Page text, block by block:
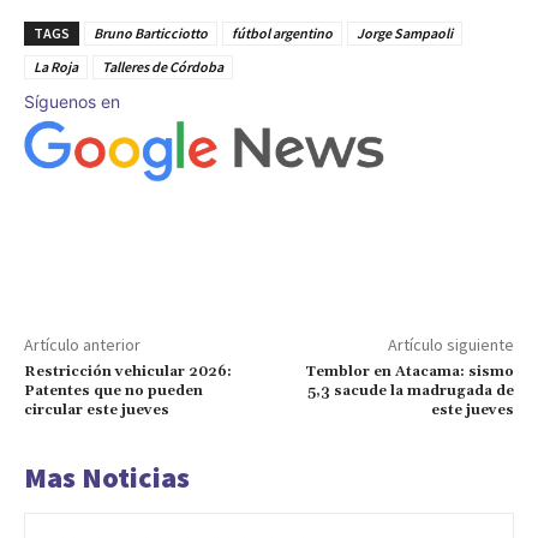
TAGS Bruno Barticciotto fútbol argentino
Jorge Sampaoli
La Roja
Talleres de Córdoba
Síguenos en
Artículo anterior
Restricción vehicular 2026:
Patentes que no pueden
circular este jueves
Artículo siguiente
Temblor en Atacama: sismo
5,3 sacude la madrugada de
este jueves
Mas Noticias